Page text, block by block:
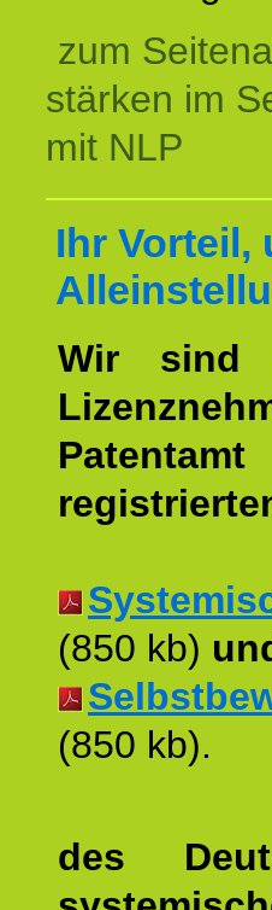
zum
stärken im
mit NLP
Ihr Vorteil,
Wir sind
(850 kb)
(850 kb).
des